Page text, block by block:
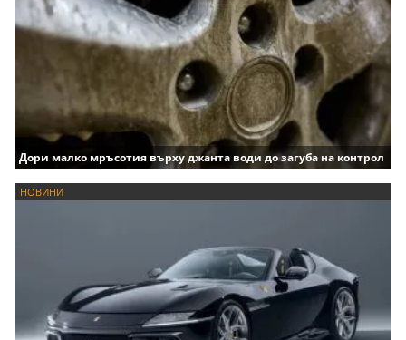
Дори малко мръсотия върху джанта води до загуба на контрол
НОВИНИ